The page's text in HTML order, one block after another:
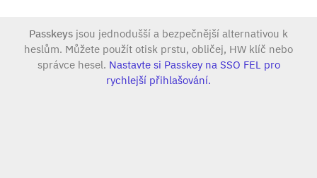
Passkeys jsou jednodušší a bezpečnější alternativou k
heslům. Můžete použít otisk prstu, obličej, HW klíč nebo
správce hesel. Nastavte si Passkey na SSO FEL pro
rychlejší přihlašování.